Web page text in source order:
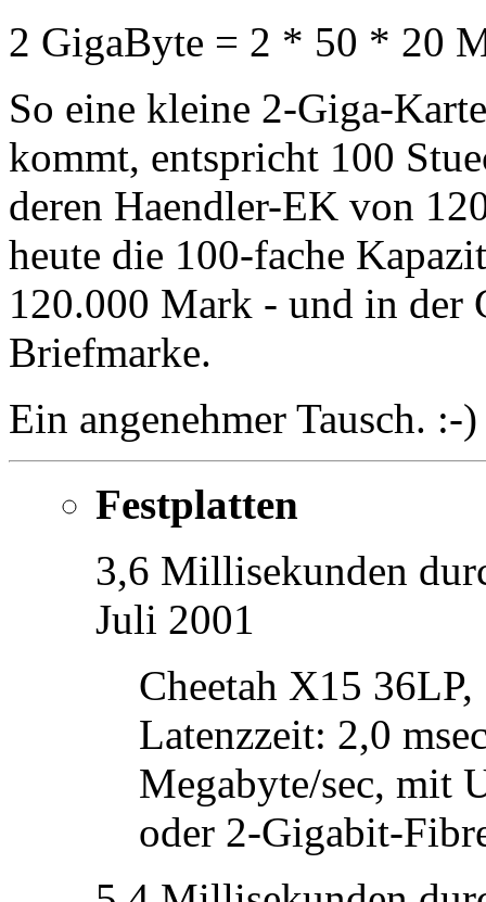
2 GigaByte = 2 * 50 * 20
So eine kleine 2-Giga-
kommt, entspricht 100
deren Haendler-EK von
heute die 100-fache
120.000 Mark - und in der
Briefmarke.
Ein angenehmer Tausch. :-)
Festplatten
3,6 Millisekunden
Juli 2001
Cheetah X15
Latenzzeit: 2,0
Megabyte/sec, mit
oder 2-Gigabit-